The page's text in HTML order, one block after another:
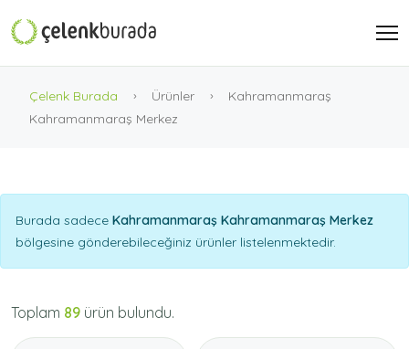
Çelenk Burada Ürünler
Kahramanmaraş
Kahramanmaraş Merkez
Burada sadece Kahramanmaraş Kahramanmaraş Merkez
bölgesine gönderebileceğiniz ürünler listelenmektedir.
Toplam 89 ürün bulundu.